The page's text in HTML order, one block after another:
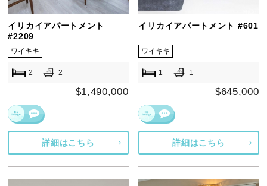
イリカイアパートメント
#2209
ワイキキ
2 2
$1,490,000
詳細はこちら
イリカイアパートメント #601
ワイキキ
1 1
$645,000
詳細はこちら